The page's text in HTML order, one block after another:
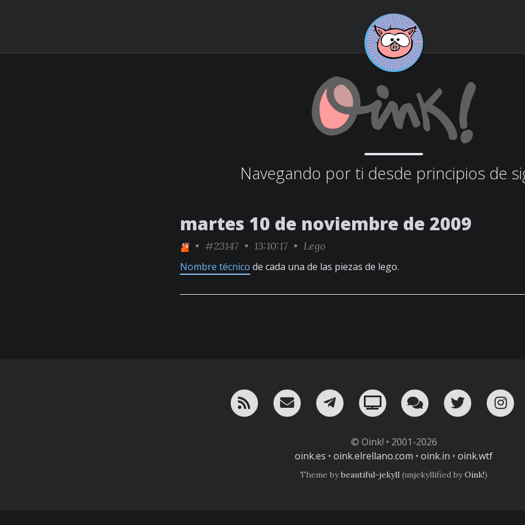
Navegando por ti desde principios de
martes 10 de noviembre de 2009
• #23147 • 13:10:17 • Lego
Nombre técnico de cada una de las piezas de lego.
RSS ¡Mándame un email!
¡Nuestro canal en Telegram!
Oink! TV Charla conTwitter
© Oink! • 2001-2026
oink.es • oink.elrellano.com • oink.in • oink.wtf
Theme bybeautiful-jekyll (unjekyllified byOink!)